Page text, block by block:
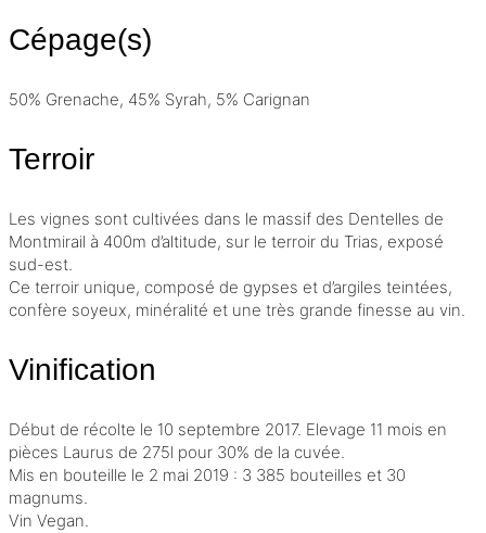
Cépage(s)
50% Grenache, 45% Syrah, 5% Carignan
Terroir
Les vignes sont cultivées dans le massif des Dentelles de
Montmirail à 400m d’altitude, sur le terroir du Trias, exposé
sud-est.
Ce terroir unique, composé de gypses et d’argiles teintées,
confère soyeux, minéralité et une très grande finesse au vin.
Vinification
Début de récolte le 10 septembre 2017. Elevage 11 mois en
pièces Laurus de 275l pour 30% de la cuvée.
Mis en bouteille le 2 mai 2019 : 3 385 bouteilles et 30
magnums.
Vin Vegan.